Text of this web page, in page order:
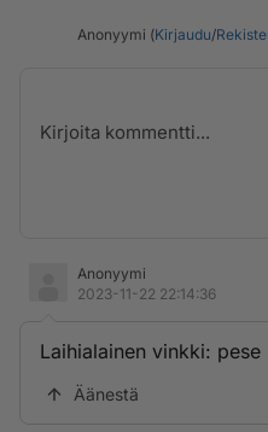
Anonyymi (Kirjaudu/
Anonyymi
2023-11-22 22:14:36
Laihialainen vinkki:
Äänestä